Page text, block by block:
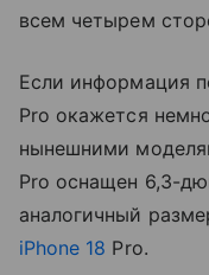
всем четырем
Если информация
Pro окажется
нынешними
Pro оснащен 6,3-
аналогичный
iPhone 18 Pro.